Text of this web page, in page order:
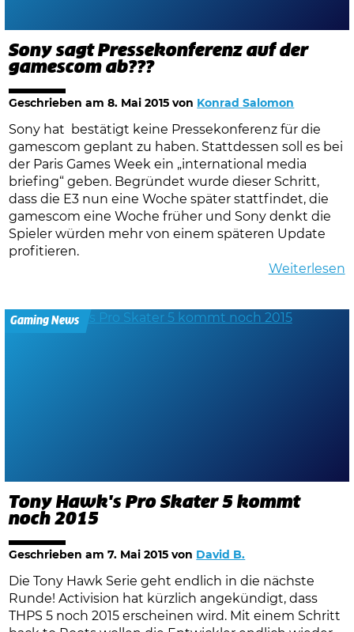
Sony sagt Pressekonferenz auf der
gamescom ab???
Geschrieben am8. Mai 2015 von Konrad Salomon
Sony hat bestätigt keine Pressekonferenz für die
gamescom geplant zu haben. Stattdessen soll es bei
der Paris Games Week ein „international media
briefing“ geben. Begründet wurde dieser Schritt,
dass die E3 nun eine Woche später stattfindet, die
gamescom eine Woche früher und Sony denkt die
Spieler würden mehr von einem späteren Update
profitieren.
Weiterlesen
Gaming News
Tony Hawk's Pro Skater 5 kommt
noch 2015
Geschrieben am7. Mai 2015 von David B.
Die Tony Hawk Serie geht endlich in die nächste
Runde! Activision hat kürzlich angekündigt, dass
THPS 5 noch 2015 erscheinen wird. Mit einem Schritt